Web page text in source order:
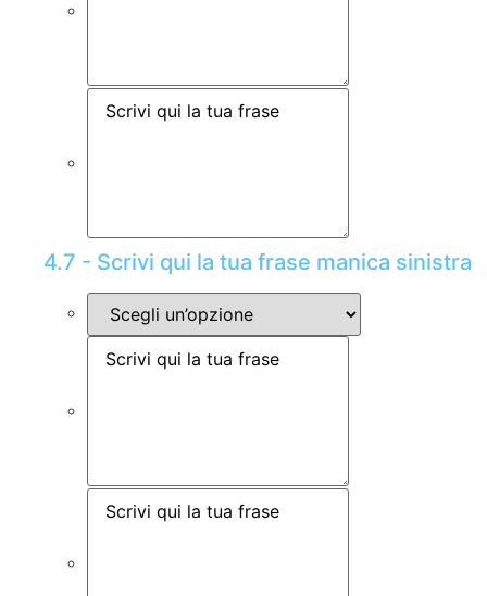
4.7 - Scrivi qui la tua frase manica sinistra